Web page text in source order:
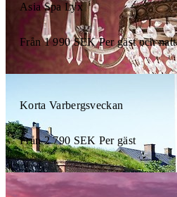
Asia Spa Lyx
Från 1 990 SEK Per gäst och natt
Korta Varbergsveckan
Från 2 790 SEK Per gäst